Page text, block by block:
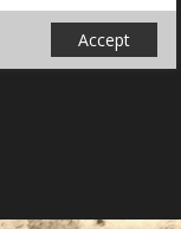
Accept